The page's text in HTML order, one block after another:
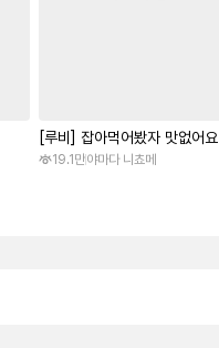
[루비] 잡아먹어봤자 맛없어요
19.1만야마다 니쵸메